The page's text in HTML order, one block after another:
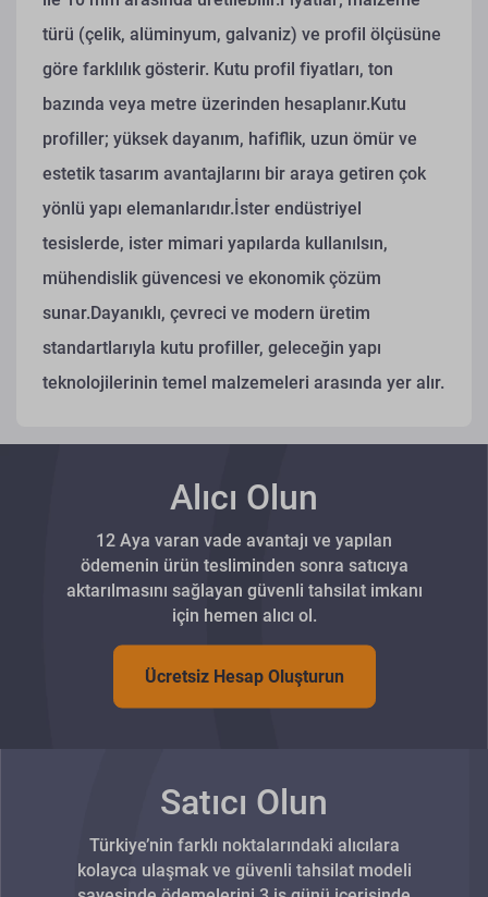
türü (çelik, alüminyum, galvaniz) ve profil ölçüsüne
göre farklılık gösterir. Kutu profil fiyatları, ton
bazında veya metre üzerinden hesaplanır.Kutu
profiller; yüksek dayanım, hafiflik, uzun ömür ve
estetik tasarım avantajlarını bir araya getiren çok
yönlü yapı elemanlarıdır.İster endüstriyel
tesislerde, ister mimari yapılarda kullanılsın,
mühendislik güvencesi ve ekonomik çözüm
sunar.Dayanıklı, çevreci ve modern üretim
standartlarıyla kutu profiller, geleceğin yapı
teknolojilerinin temel malzemeleri arasında yer alır.
Alıcı Olun
12 Aya varan vade avantajı ve yapılan
ödemenin ürün tesliminden sonra satıcıya
aktarılmasını sağlayan güvenli tahsilat imkanı
için hemen alıcı ol.
Ücretsiz Hesap Oluşturun
Satıcı Olun
Türkiye’nin farklı noktalarındaki alıcılara
kolayca ulaşmak ve güvenli tahsilat modeli